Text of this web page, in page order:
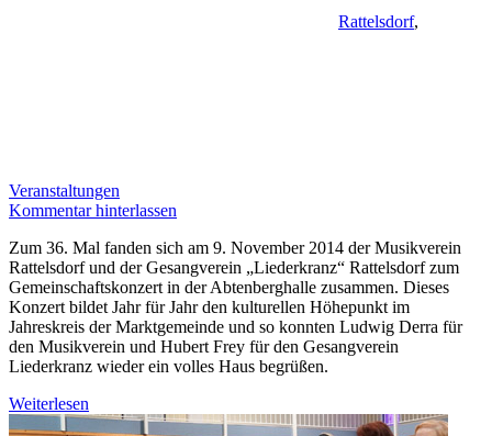
Rattelsdorf,
Veranstaltungen
Kommentar hinterlassen
Zum 36. Mal fanden sich am 9. November 2014 der Musikverein
Rattelsdorf und der Gesangverein „Liederkranz“ Rattelsdorf zum
Gemeinschaftskonzert in der Abtenberghalle zusammen. Dieses
Konzert bildet Jahr für Jahr den kulturellen Höhepunkt im
Jahreskreis der Marktgemeinde und so konnten Ludwig Derra für
den Musikverein und Hubert Frey für den Gesangverein
Liederkranz wieder ein volles Haus begrüßen.
Weiterlesen